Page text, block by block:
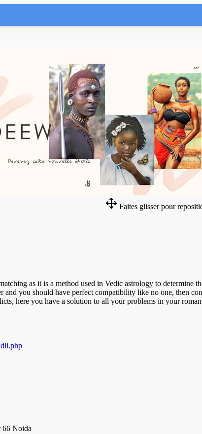
Faites glisser pour
as it is a method used in Vedic astrology to
and you should have perfect compatibility like no one, then
here you have a solution to all your problems in your
66 Noida